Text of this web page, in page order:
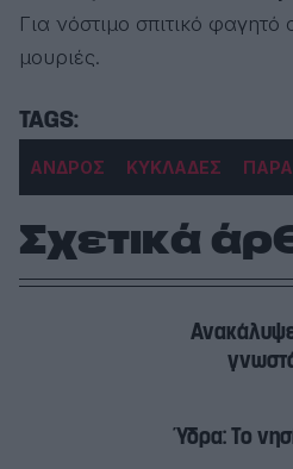
Για νόστιμο σπιτικό
μουριές.
ΑΝΔΡΟΣ ΚΥΚΛΑΔΕΣ
Σχετικά
Ύδρα: Το